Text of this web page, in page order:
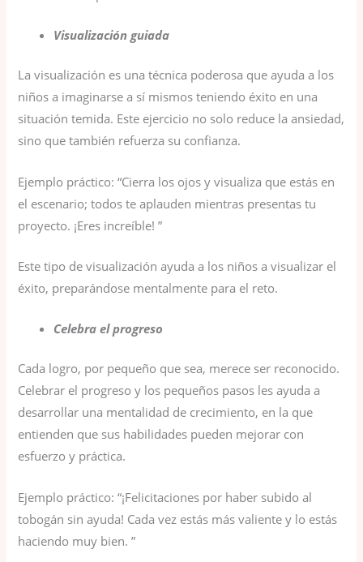
Visualización guiada
La visualización es una técnica poderosa que ayuda a los
niños a imaginarse a sí mismos teniendo éxito en una
situación temida. Este ejercicio no solo reduce la ansiedad,
sino que también refuerza su confianza.
Ejemplo práctico: “Cierra los ojos y visualiza que estás en
el escenario; todos te aplauden mientras presentas tu
proyecto. ¡Eres increíble! ”
Este tipo de visualización ayuda a los niños a visualizar el
éxito, preparándose mentalmente para el reto.
Celebra el progreso
Cada logro, por pequeño que sea, merece ser reconocido.
Celebrar el progreso y los pequeños pasos les ayuda a
desarrollar una mentalidad de crecimiento, en la que
entienden que sus habilidades pueden mejorar con
esfuerzo y práctica.
Ejemplo práctico: “¡Felicitaciones por haber subido al
tobogán sin ayuda! Cada vez estás más valiente y lo estás
haciendo muy bien. ”